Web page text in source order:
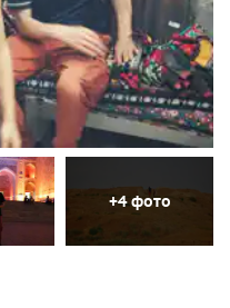
+4 фото